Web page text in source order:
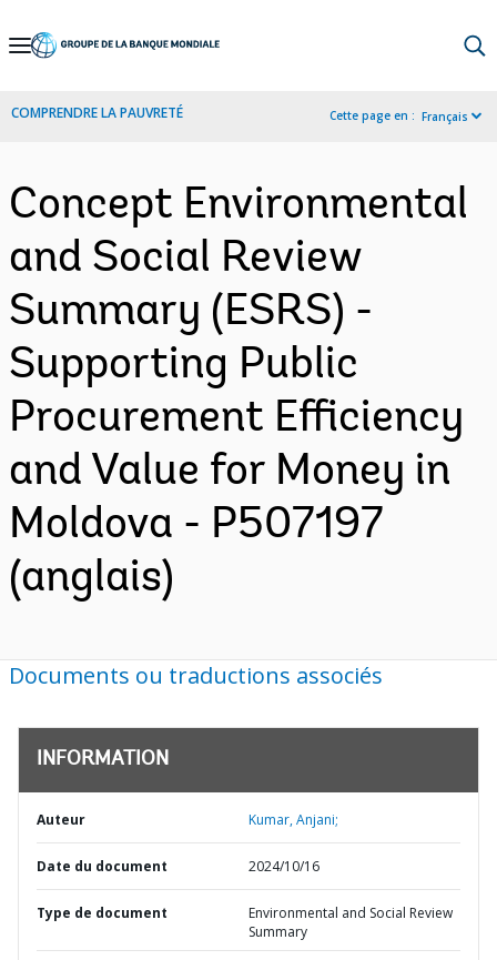
Skip
Navigation
COMPRENDRE LA PAUVRETÉ Cette page en : Français
Concept Environmental
and Social Review
Summary (ESRS) -
Supporting Public
Procurement Efficiency
and Value for Money in
Moldova - P507197
(anglais)
Documents ou traductions associés
INFORMATION
Auteur Kumar, Anjani;
Date du document 2024/10/16
Type de document
Environmental and Social Review
Summary